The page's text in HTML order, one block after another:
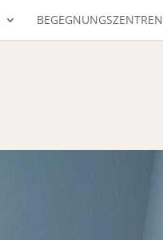
BEGEGNUNGSZENTREN